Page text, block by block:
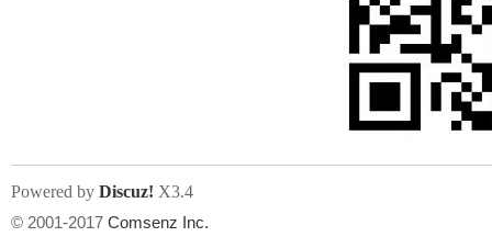
Powered by Discuz! X3.4
© 2001-2017 Comsenz Inc.